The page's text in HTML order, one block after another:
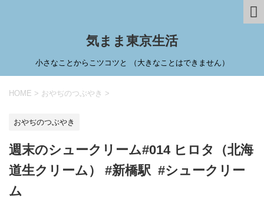
気まま東京生活
小さなことからこツコツと （大きなことはできません）
HOME > おやぢのつぶやき >
おやぢのつぶやき
週末のシュークリーム#014 ヒロタ（北海
道生クリーム） #新橋駅 #シュークリー
ム